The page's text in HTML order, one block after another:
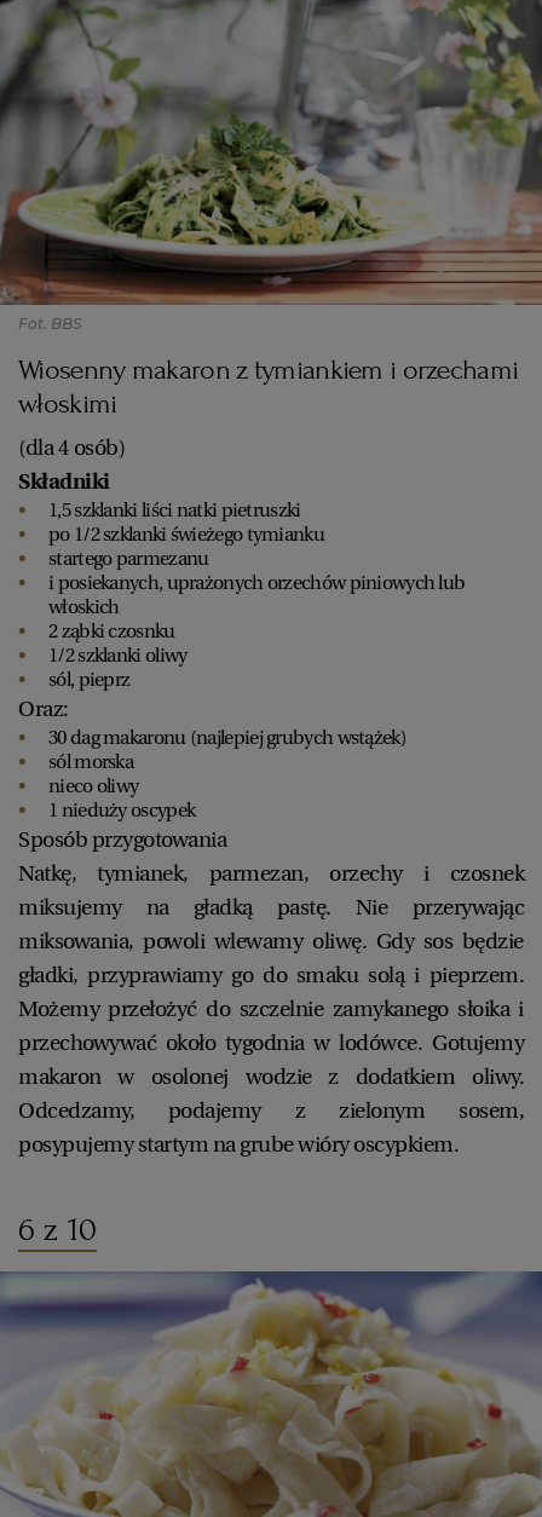
Fot. BBS
Wiosenny makaron z tymiankiem i orzechami
włoskimi
(dla 4 osób)
Składniki
1,5 szklanki liści natki pietruszki
po 1/2 szklanki świeżego tymianku
startego parmezanu
i posiekanych, uprażonych orzechów piniowych lub
włoskich
2 ząbki czosnku
1/2 szklanki oliwy
sól, pieprz
Oraz:
30 dag makaronu (najlepiej grubych wstążek)
sól morska
nieco oliwy
1 nieduży oscypek
Sposób przygotowania
Natkę, tymianek, parmezan, orzechy i czosnek
miksujemy na gładką pastę. Nie przerywając
miksowania, powoli wlewamy oliwę. Gdy sos będzie
gładki, przyprawiamy go do smaku solą i pieprzem.
Możemy przełożyć do szczelnie zamykanego słoika i
przechowywać około tygodnia w lodówce. Gotujemy
makaron w osolonej wodzie z dodatkiem oliwy.
Odcedzamy, podajemy z zielonym sosem,
posypujemy startym na grube wióry oscypkiem.
6 z 10